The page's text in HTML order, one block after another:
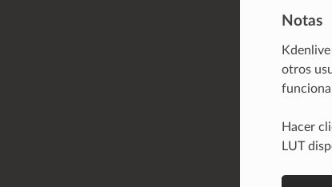
Notas
otros
Hacer
LUT